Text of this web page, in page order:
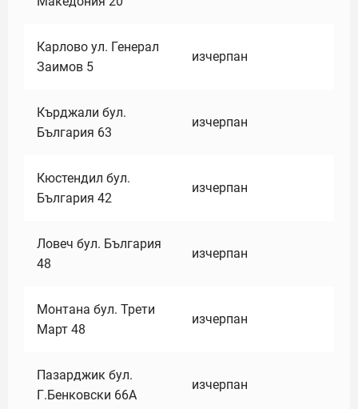
Карлово ул. Генерал
Заимов 5
изчерпан
Кърджали бул.
България 63
изчерпан
Кюстендил бул.
България 42
изчерпан
Ловеч бул. България
48
изчерпан
Монтана бул. Трети
Март 48
изчерпан
Пазарджик бул.
Г.Бенковски 66А
изчерпан